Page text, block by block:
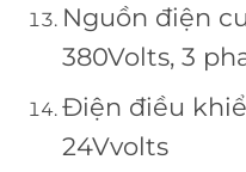
Nguồn
380Volts, 3
Điện điều
24Vvolts